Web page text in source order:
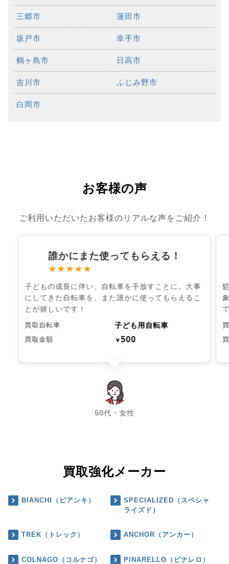
三郷市 蓮田市
坂戸市 幸手市
鶴ヶ島市 日高市
吉川市 ふじみ野市
白岡市
お客様の声
ご利用いただいたお客様のリアルな声をご紹介！
誰かにまた使ってもらえる！
★★★★★
子どもの成長に伴い、自転車を手放すことに。大事
にしてきた自転車を、また誰かに使ってもらえるこ
とが嬉しいです！
買取自転車 子ども用自転車
買取金額 ￥500
50代・女性
chevron_left chevron_right
買取強化メーカー
BIANCHI（ビアンキ）
SPECIALIZED（スペシャ
ライズド）
TREK（トレック） ANCHOR（アンカー）
COLNAGO（コルナゴ） PINARELLO（ピナレロ）